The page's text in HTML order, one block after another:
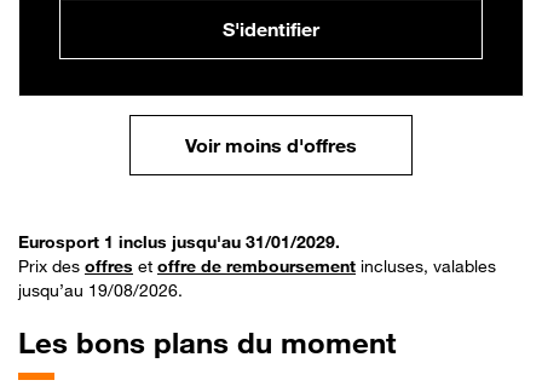
S'identifier
Voir moins d'offres
Eurosport 1 inclus jusqu'au 31/01/2029.
Prix des offres et offre de remboursement incluses, valables
jusqu’au 19/08/2026.
Les bons plans du moment